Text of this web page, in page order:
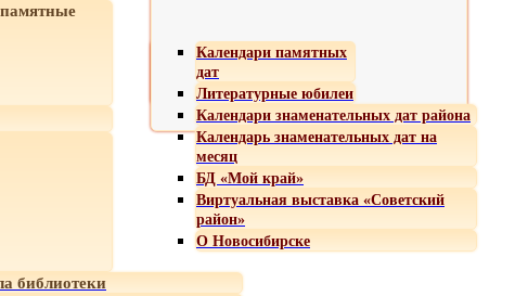
Календари памятных
дат
Литературные юбилеи
Календари знаменательных дат района
Календарь знаменательных дат на
месяц
БД «Мой край»
Виртуальная выставка «Советский
район»
О Новосибирске
библиотеки